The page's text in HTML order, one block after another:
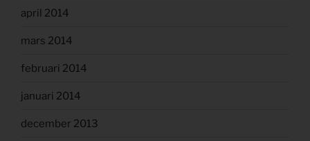
april 2014
mars 2014
februari 2014
januari 2014
december 2013